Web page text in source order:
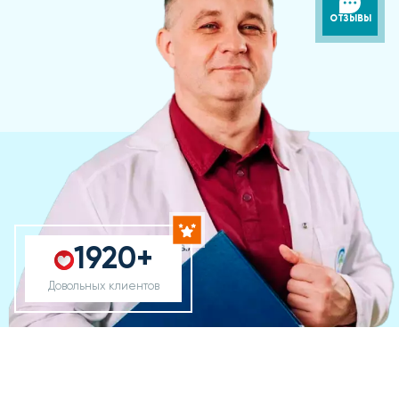
1920+
Довольных клиентов
ОТЗЫВЫ